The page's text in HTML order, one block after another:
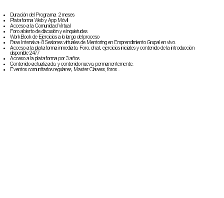
Duración del Programa 2 meses
Plataforma Web y App Móvil
Acceso a la Comunidad Virtual
Foro abierto de discusión y e inquietudes
WorkBook de Ejercicios a lo largo del proceso
Fase Intensiva: 8 Sesiones virtuales de Mentoring en Emprendimiento Grupal en vivo.
Acceso a la plataforma inmediato, Foro, chat, ejercicios iniciales y contenido de la introducción
disponible 24/7
Acceso a la plataforma por 3 años
Contenido actualizado, y contenido nuevo, permanentemente.
Eventos comunitarios regulares, Master Clasess, foros...